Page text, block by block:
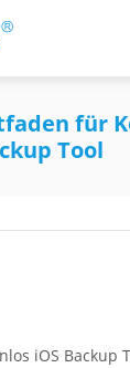
für
Tool
iOS Backup